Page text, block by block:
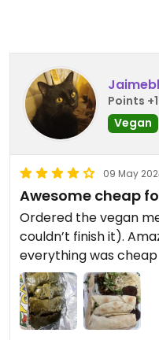
Points
Vegan
09 May
Awesome cheap
Ordered the vegan
couldn’t finish it).
everything was cheap